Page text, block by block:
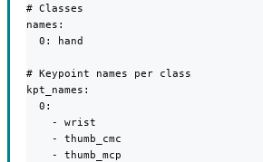
# Classes
names:
  0: hand
# Keypoint names per class
kpt_names:
  0:
    - wrist
    - thumb_cmc
    - thumb_mcp